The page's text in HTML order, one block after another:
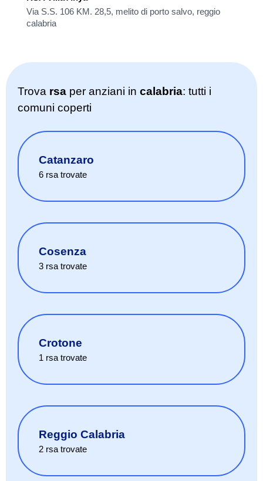
Via S.S. 106 KM. 28,5, melito di porto salvo, reggio
calabria
Trova rsa per anziani in calabria: tutti i
comuni coperti
Catanzaro
6 rsatrovate
Cosenza
3 rsatrovate
Crotone
1 rsatrovate
Reggio Calabria
2 rsatrovate